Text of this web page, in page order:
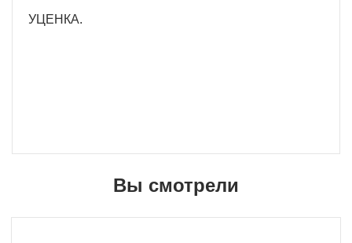
УЦЕНКА.
Вы смотрели